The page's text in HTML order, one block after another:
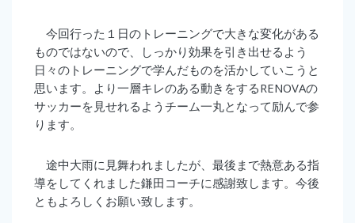
今回行った１日のトレーニングで大きな変化がある
ものではないので、しっかり効果を引き出せるよう
日々のトレーニングで学んだものを活かしていこうと
思います。より一層キレのある動きをするRENOVAの
サッカーを見せれるようチーム一丸となって励んで参
ります。
途中大雨に見舞われましたが、最後まで熱意ある指
導をしてくれました鎌田コーチに感謝致します。今後
ともよろしくお願い致します。